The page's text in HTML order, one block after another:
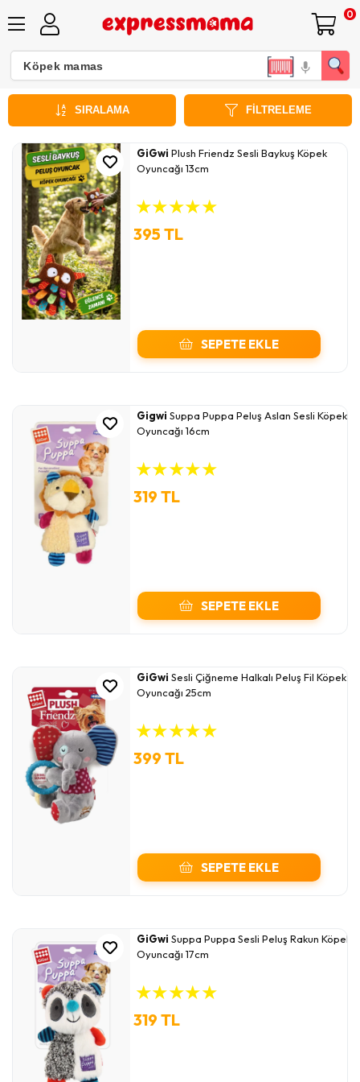
0
FILTRELEME
SIRALAMA
GiGwi Plush Friendz Sesli Baykuş Köpek
Oyuncağı 13cm
★★★★★
395 TL
SEPETE EKLE
Gigwi Suppa Puppa Peluş Aslan Sesli Köpek
Oyuncağı 16cm
★★★★★
319 TL
SEPETE EKLE
GiGwi Sesli Çiğneme Halkalı Peluş Fil Köpek
Oyuncağı 25cm
★★★★★
399 TL
SEPETE EKLE
GiGwi Suppa Puppa Sesli Peluş Rakun Köpek
Oyuncağı 17cm
★★★★★
319 TL